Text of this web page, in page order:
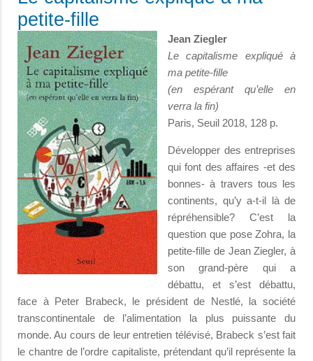
petite-fille
Jean Ziegler
Le capitalisme expliqué à
ma petite-fille
(en espérant qu’elle en
verra la fin)
Paris, Seuil 2018, 128 p.
Développer des entreprises
qui font des affaires -et des
bonnes- à travers tous les
continents, qu’y a-t-il là de
répréhensible? C’est la
question que pose Zohra, la
petite-fille de Jean Ziegler, à
son grand-père qui a
débattu, et s’est débattu,
face à Peter Brabeck, le président de Nestlé, la société
transcontinentale de l’alimentation la plus puissante du
monde. Au cours de leur entretien télévisé, Brabeck s’est fait
le chantre de l’ordre capitaliste, prétendant qu’il représente la